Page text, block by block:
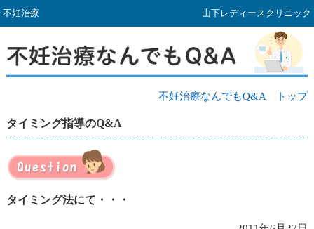
不妊治療 山下レディースクリニック
不妊治療なんでもQ&A トップ
タイミング指導のQ&A
タイミング法にて・・・